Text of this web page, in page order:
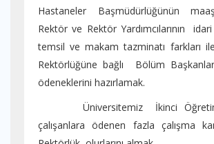
Hastaneler Başmüdürlüğünün
Rektör ve Rektör Yardımcılarının
temsil ve makam tazminatı farkları
Rektörlüğüne bağlı Bölüm
ödeneklerini hazırlamak.
Üniversitemiz İkinci Öğretim
çalışanlara ödenen fazla çalışma